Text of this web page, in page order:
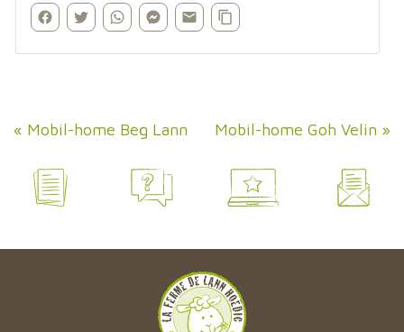
« Mobil-home Beg Lann Mobil-home Goh Velin »